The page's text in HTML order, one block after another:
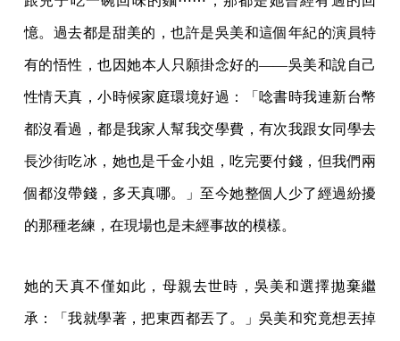
憶。過去都是甜美的，也許是吳美和這個年紀的演員特
有的悟性，也因她本人只願掛念好的——吳美和說自己
性情天真，小時候家庭環境好過：「唸書時我連新台幣
都沒看過，都是我家人幫我交學費，有次我跟女同學去
長沙街吃冰，她也是千金小姐，吃完要付錢，但我們兩
個都沒帶錢，多天真哪。」至今她整個人少了經過紛擾
的那種老練，在現場也是未經事故的模樣。
她的天真不僅如此，母親去世時，吳美和選擇拋棄繼
承：「我就學著，把東西都丟了。」吳美和究竟想丟掉